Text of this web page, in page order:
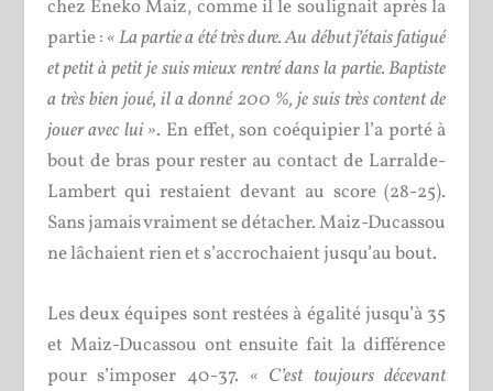
chez Eneko Maiz, comme il le soulignait après la
partie : « La partie a été très dure. Au début j’étais fatigué
et petit à petit je suis mieux rentré dans la partie. Baptiste
a très bien joué, il a donné 200 %, je suis très content de
jouer avec lui ». En effet, son coéquipier l’a porté à
bout de bras pour rester au contact de Larralde-
Lambert qui restaient devant au score (28-25).
Sans jamais vraiment se détacher. Maiz-Ducassou
ne lâchaient rien et s’accrochaient jusqu’au bout.
Les deux équipes sont restées à égalité jusqu’à 35
et Maiz-Ducassou ont ensuite fait la différence
pour s’imposer 40-37. « C’est toujours décevant